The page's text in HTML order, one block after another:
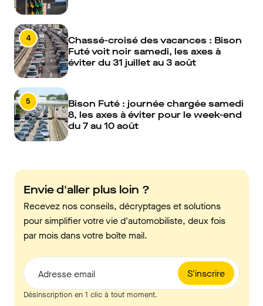
4
Chassé-croisé des vacances : Bison
Futé voit noir samedi, les axes à
éviter du 31 juillet au 3 août
5
Bison Futé : journée chargée samedi
8, les axes à éviter pour le week-end
du 7 au 10 août
Envie d'aller plus loin ?
Recevez nos conseils, décryptages et solutions
pour simplifier votre vie d'automobiliste, deux fois
par mois dans votre boîte mail.
S'inscrire
Adresse email
Désinscription en 1 clic à tout moment.